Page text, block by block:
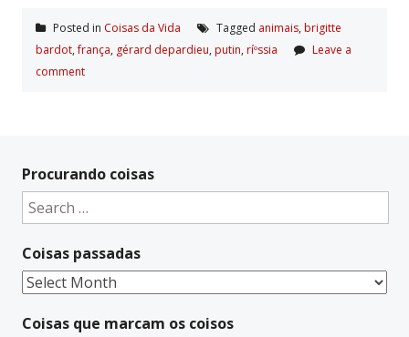
Posted in Coisas da Vida Tagged animais, brigitte
bardot,frança, gérard depardieu, putin, ríºssia
Leave a
comment
Procurando coisas
Search
for:
Coisas passadas
Coisas
Coisas que marcam os coisos